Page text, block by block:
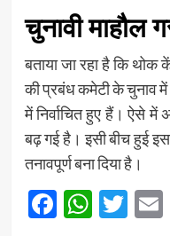
चुनावी माहौल
बताया जा रहा है कि थोक
की प्रबंध कमेटी के चुनाव
में निर्वाचित हुए हैं। ऐसे में
बढ़ गई है। इसी बीच हुई
तनावपूर्ण बना दिया है।